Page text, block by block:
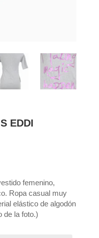
EDDI
femenino,
Ropa casual muy
elástico de algodón
de la foto.)